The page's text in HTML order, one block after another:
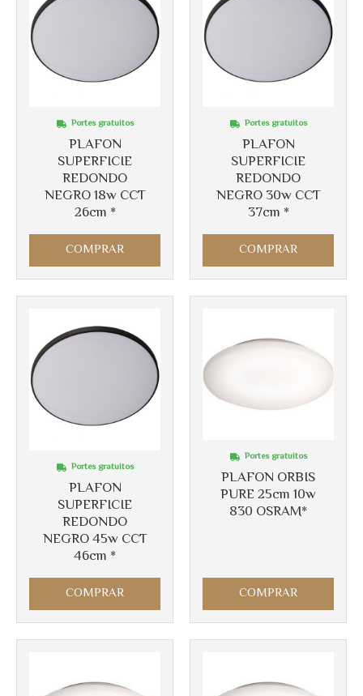
PLAFON
SUPERFICIE
REDONDO
NEGRO 18w CCT
26cm *
Portes gratuitos
COMPRAR
PLAFON
SUPERFICIE
REDONDO
NEGRO 30w CCT
37cm *
Portes gratuitos
COMPRAR
PLAFON
SUPERFICIE
REDONDO
NEGRO 45w CCT
46cm *
Portes gratuitos
COMPRAR
PLAFON ORBIS
PURE 25cm 10w
830 OSRAM*
Portes gratuitos
COMPRAR
Más info
Más info